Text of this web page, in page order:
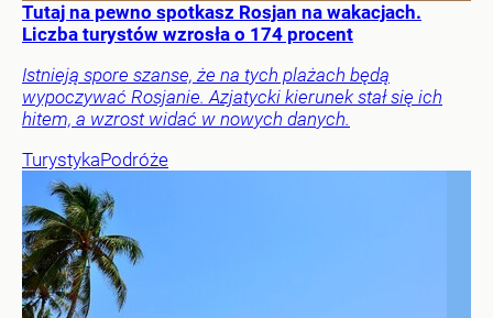
Tutaj na pewno spotkasz Rosjan na wakacjach.
Liczba turystów wzrosła o 174 procent
Istnieją spore szanse, że na tych plażach będą
wypoczywać Rosjanie. Azjatycki kierunek stał się ich
hitem, a wzrost widać w nowych danych.
TurystykaPodróże